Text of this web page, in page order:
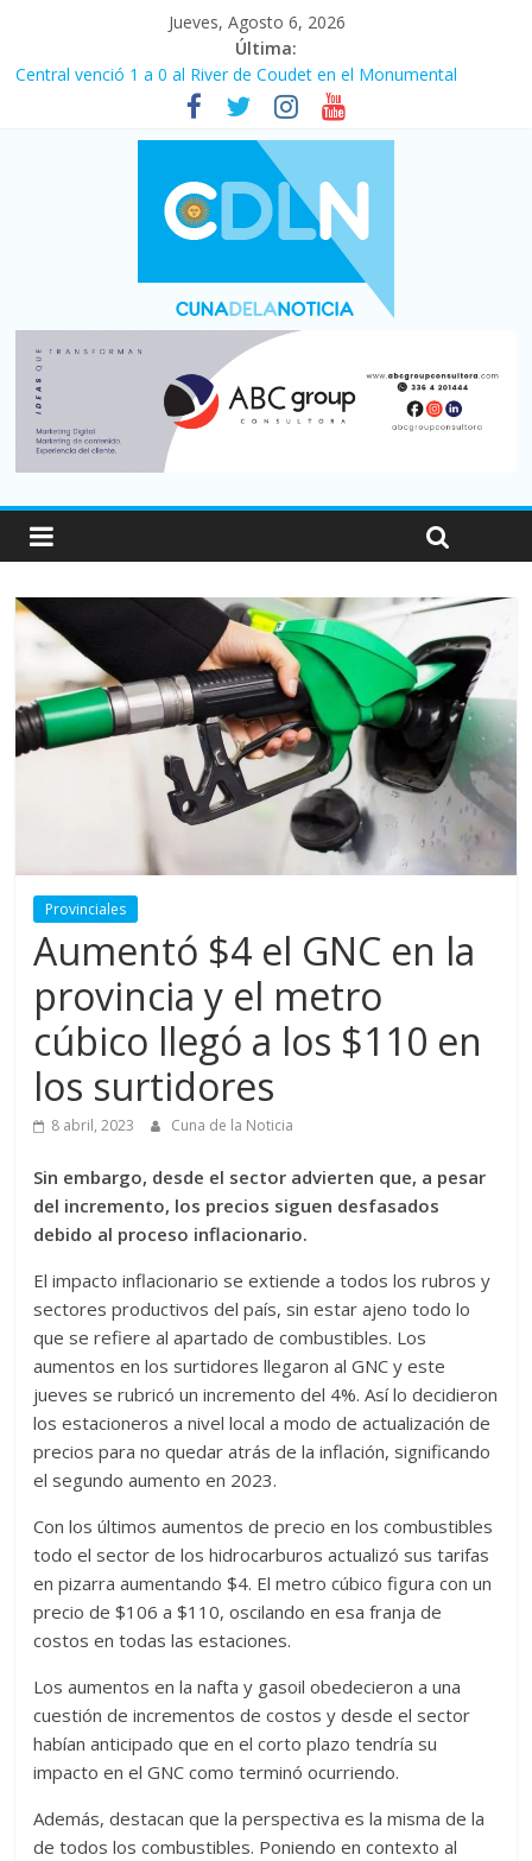
Jueves, Agosto 6, 2026
Última:
Central venció 1 a 0 al River de Coudet en el Monumental
La morosidad alcanzó su nivel más alto en dos décadas y ya
afecta a 400 mil deudores en Santa Fe
Desde que asumió Milei cerraron 41.000 kioscos: el sector
denuncia crisis como en 2001
Vacaciones de invierno con más movimiento y consumo
turístico: 4,6 millones de personas viajaron por el país, un 5,9%
Fuerte caída de la venta de autos usados en julio: bajó un 12,6%
Provinciales
Aumentó $4 el GNC en la
provincia y el metro
cúbico llegó a los $110 en
los surtidores
8 abril, 2023 Cuna de la Noticia
Sin embargo, desde el sector advierten que, a pesar
del incremento, los precios siguen desfasados
debido al proceso inflacionario.
El impacto inflacionario se extiende a todos los rubros y
sectores productivos del país, sin estar ajeno todo lo
que se refiere al apartado de combustibles. Los
aumentos en los surtidores llegaron al GNC y este
jueves se rubricó un incremento del 4%. Así lo decidieron
los estacioneros a nivel local a modo de actualización de
precios para no quedar atrás de la inflación, significando
el segundo aumento en 2023.
Con los últimos aumentos de precio en los combustibles
todo el sector de los hidrocarburos actualizó sus tarifas
en pizarra aumentando $4. El metro cúbico figura con un
precio de $106 a $110, oscilando en esa franja de
costos en todas las estaciones.
Los aumentos en la nafta y gasoil obedecieron a una
cuestión de incrementos de costos y desde el sector
habían anticipado que en el corto plazo tendría su
impacto en el GNC como terminó ocurriendo.
Además, destacan que la perspectiva es la misma de la
de todos los combustibles. Poniendo en contexto al